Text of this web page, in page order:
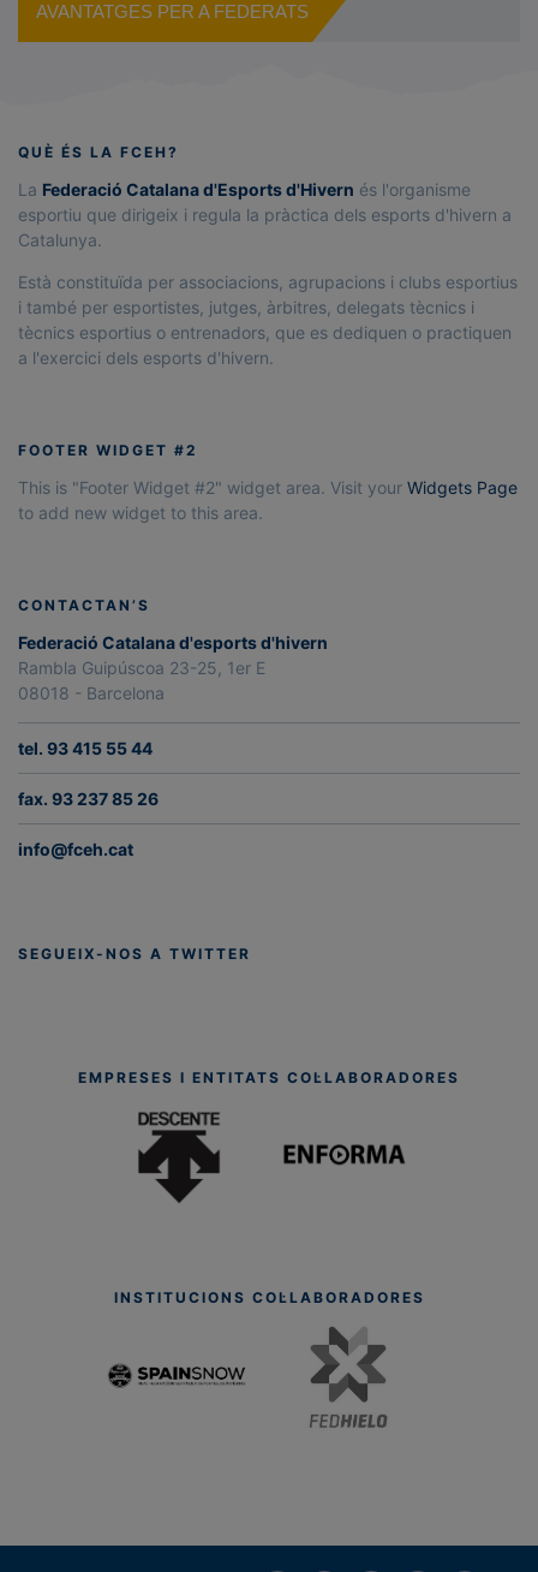
AVANTATGES PER A FEDERATS
QUÈ ÉS LA FCEH?
La Federació Catalana d'Esports d'Hivern és l'organisme
esportiu que dirigeix i regula la pràctica dels esports d'hivern a
Catalunya.
Està constituïda per associacions, agrupacions i clubs esportius
i també per esportistes, jutges, àrbitres, delegats tècnics i
tècnics esportius o entrenadors, que es dediquen o practiquen
a l'exercici dels esports d'hivern.
FOOTER WIDGET #2
This is "Footer Widget #2" widget area. Visit your Widgets Page
to add new widget to this area.
CONTACTAN’S
Federació Catalana d'esports d'hivern
Rambla Guipúscoa 23-25, 1er E
08018 - Barcelona
tel. 93 415 55 44
fax. 93 237 85 26
info@fceh.cat
SEGUEIX-NOS A TWITTER
EMPRESES I ENTITATS COL·LABORADORES
INSTITUCIONS COL·LABORADORES